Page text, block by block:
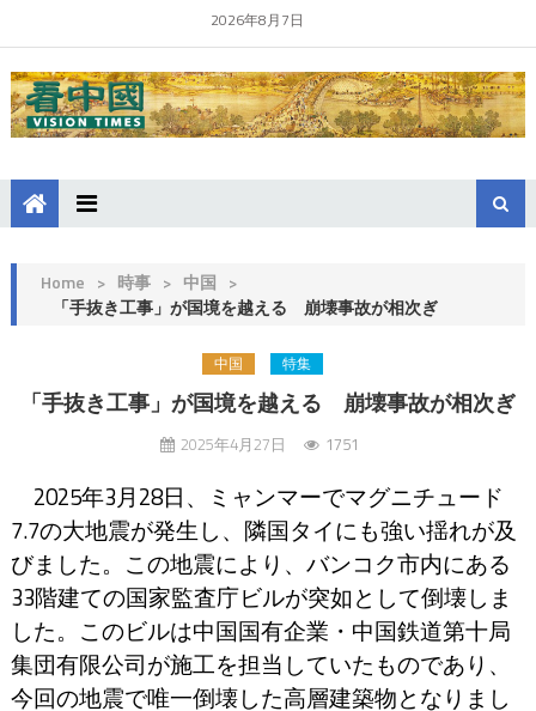
2026年8月7日
Home > 時事 > 中国 >
「手抜き工事」が国境を越える 崩壊事故が相次ぎ
中国 特集
「手抜き工事」が国境を越える 崩壊事故が相次ぎ
2025年4月27日 1751
2025年3月28日、ミャンマーでマグニチュード
7.7の大地震が発生し、隣国タイにも強い揺れが及
びました。この地震により、バンコク市内にある
33階建ての国家監査庁ビルが突如として倒壊しま
した。このビルは中国国有企業・中国鉄道第十局
集団有限公司が施工を担当していたものであり、
今回の地震で唯一倒壊した高層建築物となりまし